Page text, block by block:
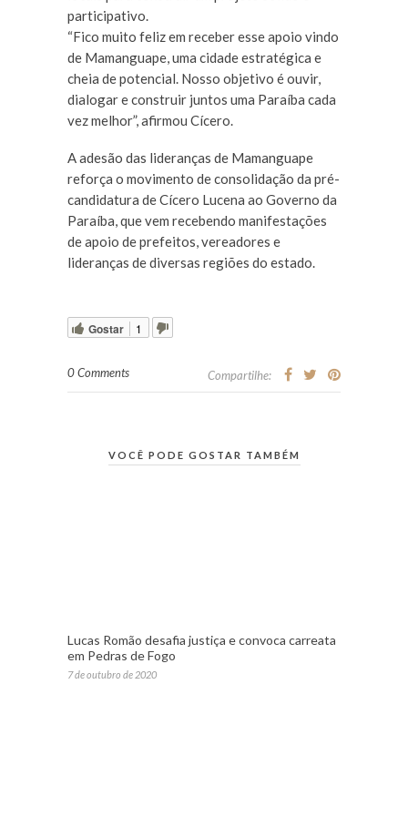
participativo.
“Fico muito feliz em receber esse apoio vindo
de Mamanguape, uma cidade estratégica e
cheia de potencial. Nosso objetivo é ouvir,
dialogar e construir juntos uma Paraíba cada
vez melhor”, afirmou Cícero.
A adesão das lideranças de Mamanguape
reforça o movimento de consolidação da pré-
candidatura de Cícero Lucena ao Governo da
Paraíba, que vem recebendo manifestações
de apoio de prefeitos, vereadores e
lideranças de diversas regiões do estado.
Gostar 1
0 Comments Compartilhe:
VOCÊ PODE GOSTAR TAMBÉM
Lucas Romão desafia justiça e convoca carreata
em Pedras de Fogo
7 de outubro de 2020